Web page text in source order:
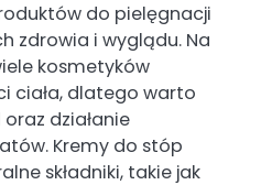
do pielęgnacji
zdrowia i wyglądu. Na
kosmetyków
ciała, dlatego warto
działanie
Kremy do stóp
składniki, takie jak